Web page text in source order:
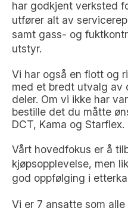
har godkjent verksted
utfører alt av
samt gass- og
utstyr.
Vi har også en flott og
med et bredt utvalg av
deler. Om vi ikke har
bestille det du måtte
DCT, Kama og Starflex.
Vårt hovedfokus er å
kjøpsopplevelse, men
god oppfølging i
Vi er 7 ansatte som